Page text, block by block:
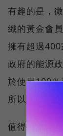
有趣的是，
織的黃金會
擁有超過
政府的能源
於使用100
所以叫做
值得一提的